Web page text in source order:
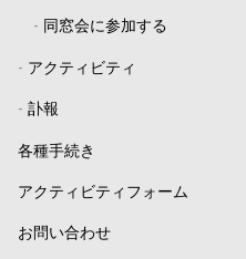
- 同窓会に参加する
- アクティビティ
- 訃報
各種手続き
アクティビティフォーム
お問い合わせ